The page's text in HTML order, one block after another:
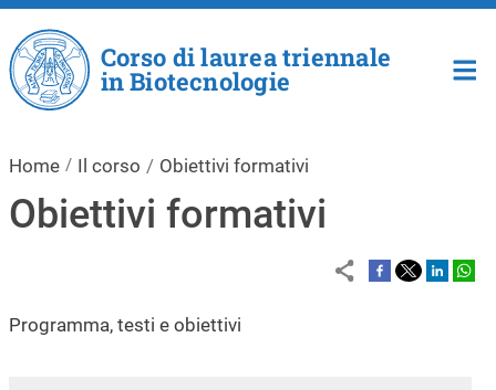
Salta al contenuto principale
Corso di laurea triennale
in Biotecnologie
Home Il corso Obiettivi formativi
Obiettivi formativi
Programma, testi e obiettivi